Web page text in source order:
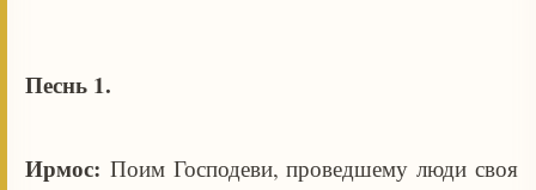
Песнь 1.
Ирмос: Поим Господеви, проведшему люди своя